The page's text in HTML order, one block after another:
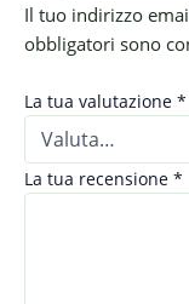
Il tuo indirizzo
obbligatori sono
La tua valutazione *
La tua recensione *